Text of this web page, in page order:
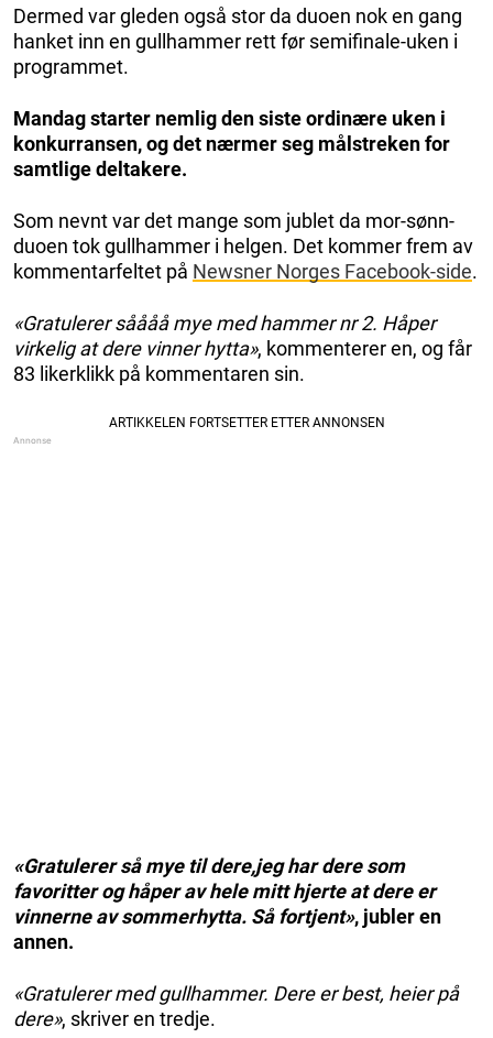
Dermed var gleden også stor da duoen nok en gang
hanket inn en gullhammer rett før semifinale-uken i
programmet.
Mandag starter nemlig den siste ordinære uken i
konkurransen, og det nærmer seg målstreken for
samtlige deltakere.
Som nevnt var det mange som jublet da mor-sønn-
duoen tok gullhammer i helgen. Det kommer frem av
kommentarfeltet på Newsner Norges Facebook-side.
«Gratulerer såååå mye med hammer nr 2. Håper
virkelig at dere vinner hytta», kommenterer en, og får
83 likerklikk på kommentaren sin.
«Gratulerer så mye til dere,jeg har dere som
favoritter og håper av hele mitt hjerte at dere er
vinnerne av sommerhytta. Så fortjent», jubler en
annen.
«Gratulerer med gullhammer. Dere er best, heier på
dere», skriver en tredje.